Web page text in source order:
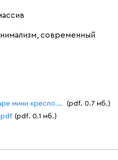
современный
Инструкция по сборке Маре мини кресло.pdf
(pdf. 0.7 мб.)
(pdf. 0.1 мб.)